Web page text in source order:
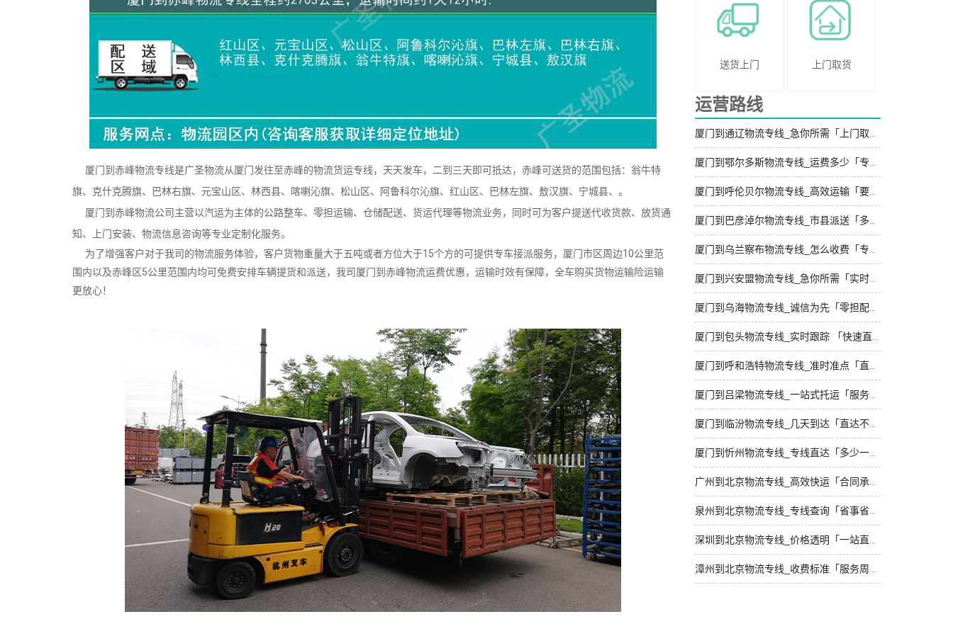
厦门到赤峰物流专线是广圣物流从厦门发往至赤峰的物流货运专线，天天发车，二到三天即可抵达，赤峰可送货的范围包括：翁牛特
旗、克什克腾旗、巴林右旗、元宝山区、林西县、喀喇沁旗、松山区、阿鲁科尔沁旗、红山区、巴林左旗、敖汉旗、宁城县、。
厦门到赤峰物流公司主营以汽运为主体的公路整车、零担运输、仓储配送、货运代理等物流业务，同时可为客户提送代收货款、放货通
知、上门安装、物流信息咨询等专业定制化服务。
为了增强客户对于我司的物流服务体验，客户货物重量大于五吨或者方位大于15个方的可提供专车接派服务，厦门市区周边10公里范
围内以及赤峰区5公里范围内均可免费安排车辆提货和派送，我司厦门到赤峰物流运费优惠，运输时效有保障，全车购买货物运输险运输
更放心！
送货上门 上门取货
运营路线
厦门到通辽物流专线_急你所需「上门取件」
厦门到鄂尔多斯物流专线_运费多少「专线直达」
厦门到呼伦贝尔物流专线_高效运输「要几天到」
厦门到巴彦淖尔物流专线_市县派送「多久时间」
厦门到乌兰察布物流专线_怎么收费「专业调车」
厦门到兴安盟物流专线_急你所需「实时反馈」
厦门到乌海物流专线_诚信为先「零担配货」
厦门到包头物流专线_实时跟踪 「快速直达」
厦门到呼和浩特物流专线_准时准点「直通专线」
厦门到吕梁物流专线_一站式托运「服务周到」
厦门到临汾物流专线_几天到达「直达不中转」
厦门到忻州物流专线_专线直达「多少一吨」
广州到北京物流专线_高效快运「合同承运」
泉州到北京物流专线_专线查询「省事省心」
深圳到北京物流专线_价格透明「一站直达」
漳州到北京物流专线_收费标准「服务周到」